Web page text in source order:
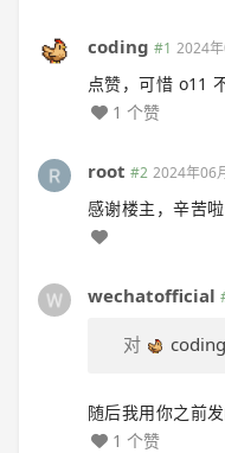
coding #1 2024
点赞，可惜 o11
1 个赞
root #2 2024年06
感谢楼主，辛苦啦
wechatofficial
对 coding
随后我用你之前
1 个赞